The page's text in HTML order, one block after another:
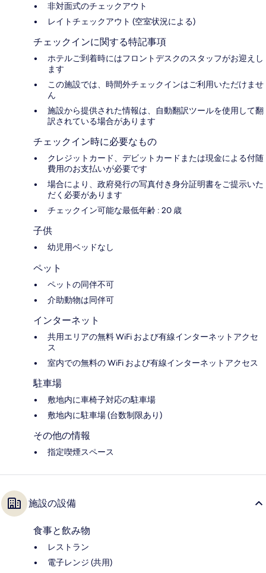
非対面式のチェックアウト
レイトチェックアウト (空室状況による)
チェックインに関する特記事項
ホテルご到着時にはフロントデスクのスタッフがお迎えし
ます
この施設では、時間外チェックインはご利用いただけませ
ん
施設から提供された情報は、自動翻訳ツールを使用して翻
訳されている場合があります
チェックイン時に必要なもの
クレジットカード、デビットカードまたは現金による付随
費用のお支払いが必要です
場合により、政府発行の写真付き身分証明書をご提示いた
だく必要があります
チェックイン可能な最低年齢 : 20 歳
子供
幼児用ベッドなし
ペット
ペットの同伴不可
介助動物は同伴可
インターネット
共用エリアの無料 WiFi および有線インターネットアクセ
ス
室内での無料の WiFi および有線インターネットアクセス
駐車場
敷地内に車椅子対応の駐車場
敷地内に駐車場 (台数制限あり)
その他の情報
指定喫煙スペース
施設の設備
食事と飲み物
レストラン
電子レンジ (共用)